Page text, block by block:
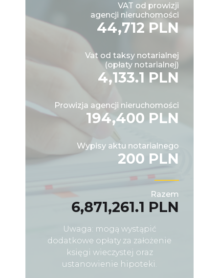
VAT od prowizji
agencji nieruchomości
44,712 PLN
Vat od taksy notarialnej
(opłaty notarialnej)
4,133.1 PLN
Prowizja agencji nieruchomości
194,400 PLN
Wypisy aktu notarialnego
200 PLN
Razem
6,871,261.1 PLN
Uwaga: mogą wystąpić
dodatkowe opłaty za założenie
księgi wieczystej oraz
ustanowienie hipoteki.